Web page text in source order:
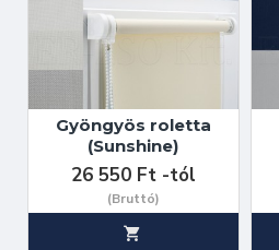
Gyöngyös roletta
(Sunshine)
26 550 Ft -tól
(Bruttó)